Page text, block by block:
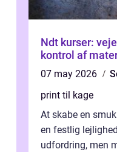
Ndt kurser:
kontrol af
07 may 2026
print til kage
At skabe en
en festlig
udfordring, men